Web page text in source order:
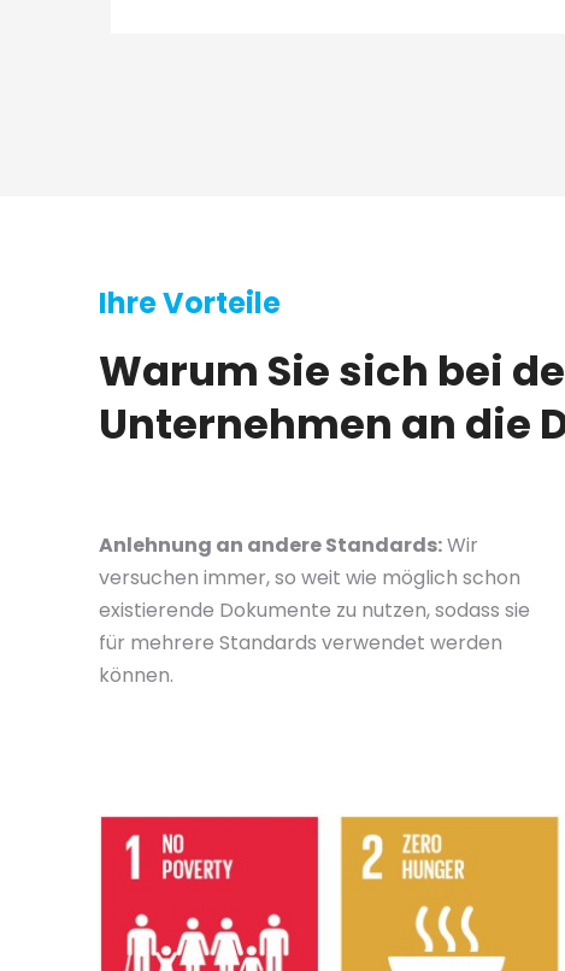
Ihre Vorteile
Warum Sie sich bei
Unternehmen an die
Anlehnung an andere Standards:Wir
versuchen immer, so weit wie möglich schon
existierende Dokumente zu nutzen, sodass sie
für mehrere Standards verwendet werden
können.